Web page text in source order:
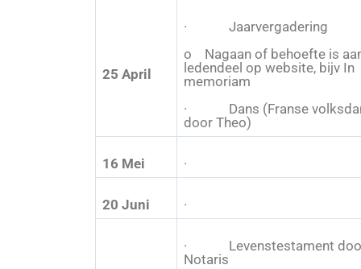
25 April
· Jaarvergadering
o Nagaan of behoefte is
ledendeel op website, bijv In
memoriam
· Dans (Franse
door Theo)
16 Mei ·
20 Juni ·
· Levenstestament
Notaris